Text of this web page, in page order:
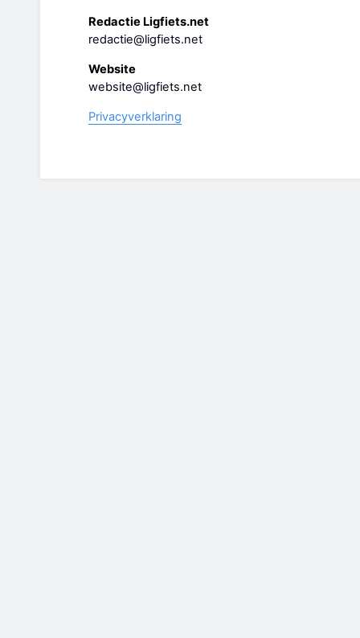
Redactie Ligfiets.net
redactie@ligfiets.net
Website
website@ligfiets.net
Privacyverklaring